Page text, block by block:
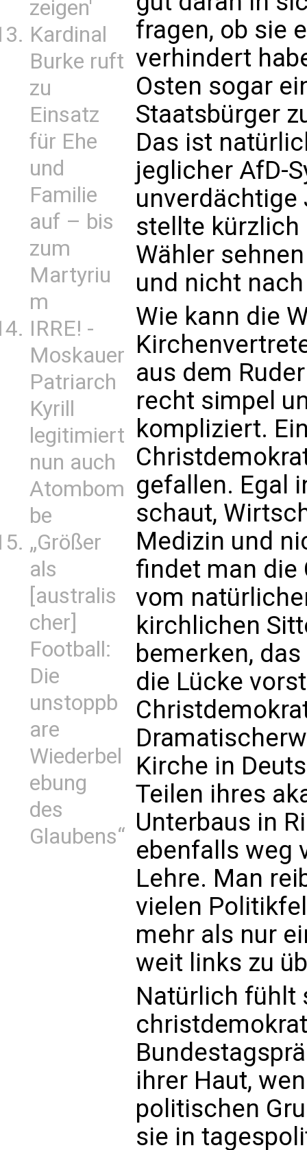
zeigen'
Kardinal
Burke ruft
zu
Einsatz
für Ehe
und
Familie
auf – bis
zum
Martyriu
m
IRRE! -
Moskauer
Patriarch
Kyrill
legitimiert
nun auch
Atombom
be
„Größer
als
[australis
cher]
Football:
Die
unstoppb
are
Wiederbel
ebung
des
Glaubens“
fragen, ob sie
verhindert
Osten sogar
Staatsbürger
Das ist
jeglicher AfD-
unverdächtige
stellte kürzlich
Wähler
und nicht
Wie kann die
aus dem
recht simpel
kompliziert.
gefallen. Egal
schaut,
Medizin und
findet man die
vom
kirchlichen
bemerken,
die Lücke
Kirche in
Teilen ihres
Unterbaus in
ebenfalls weg
Lehre. Man
vielen
mehr als nur
weit links zu
Natürlich fühlt
ihrer Haut,
politischen
sie in